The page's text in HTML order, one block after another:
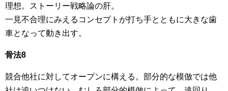
理想。ストーリー戦略論の肝。
一見不合理にみえるコンセプトが打ち手とともに大きな歯
車となって動き出す。
骨法8
競合他社に対してオープンに構える。部分的な模倣では他